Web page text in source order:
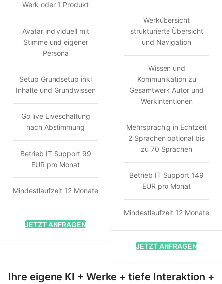
Werk oder 1 Produkt
Avatar individuell mit
Stimme und eigener
Persona
Setup Grundsetup inkl
Inhalte und Grundwissen
Go live Liveschaltung
nach Abstimmung
Betrieb IT Support 99
EUR pro Monat
Mindestlaufzeit 12 Monate
JETZT ANFRAGEN
Werkübersicht
strukturierte Übersicht
und Navigation
Wissen und
Kommunikation zu
Gesamtwerk Autor und
Werkintentionen
Mehrsprachig in Echtzeit
2 Sprachen optional bis
zu 70 Sprachen
Betrieb IT Support 149
EUR pro Monat
Mindestlaufzeit 12 Monate
JETZT ANFRAGEN
Ihre eigene KI + Werke + tiefe Interaktion +